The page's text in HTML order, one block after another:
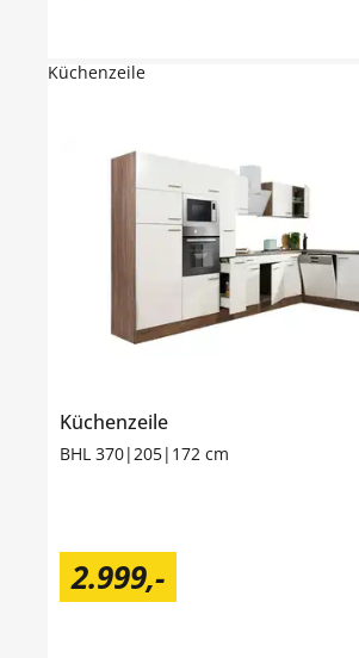
Küchenzeile
BHL 370|205|172 cm
2.999,-
Küchenzeile